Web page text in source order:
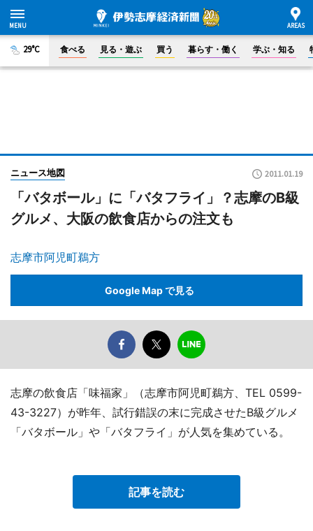
29°C 食べる 見る・遊ぶ 買う 暮らす・働く 学ぶ・知る
ニュース地図 2011.01.19
「バタボール」に「バタフライ」？志摩のB級
グルメ、大阪の飲食店からの注文も
志摩市阿児町鵜方
Google Map で見る
志摩の飲食店「味福家」（志摩市阿児町鵜方、TEL 0599-
43-3227）が昨年、試行錯誤の末に完成させたB級グルメ
「バタボール」や「バタフライ」が人気を集めている。
記事を読む